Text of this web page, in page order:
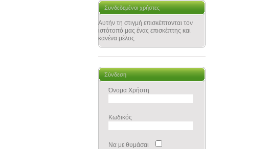
Συνδεδεμένοι χρήστες
Αυτήν τη στιγμή επισκέπτονται τον
ιστότοπό μας ένας επισκέπτης και
κανένα μέλος
Σύνδεση
Όνομα Χρήστη
Κωδικός
Να με θυμάσαι